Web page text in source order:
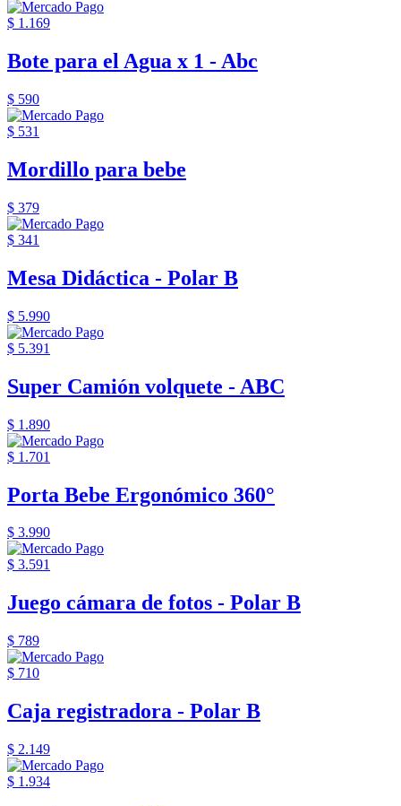
$ 1.169
Bote para el Agua x 1 - Abc
$ 590
$ 531
Mordillo para bebe
$ 379
$ 341
Mesa Didáctica - Polar B
$ 5.990
$ 5.391
Super Camión volquete - ABC
$ 1.890
$ 1.701
Porta Bebe Ergonómico 360°
$ 3.990
$ 3.591
Juego cámara de fotos - Polar B
$ 789
$ 710
Caja registradora - Polar B
$ 2.149
$ 1.934